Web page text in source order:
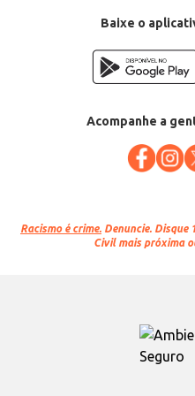
Baixe o
Acompanhe a
Racismo é crime. Denuncie. Disque
Civil mais próxima